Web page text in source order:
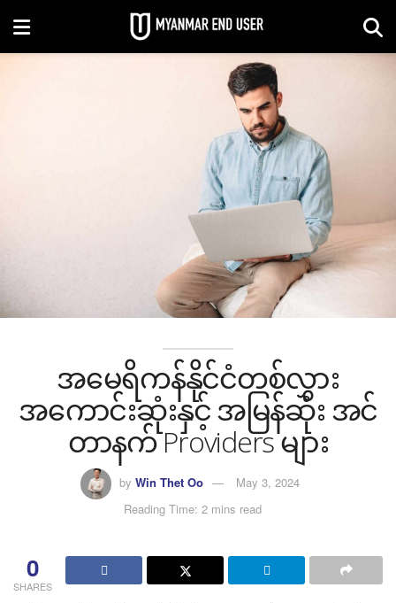
အမေရိကန်နိုင်ငံတစ်လွှား
အကောင်းဆုံးနှင့် အမြန်ဆုံး အင်
တာနက် Providers များ
by Win Thet Oo
May 3, 2024
Reading Time: 2 mins read
0
SHARES